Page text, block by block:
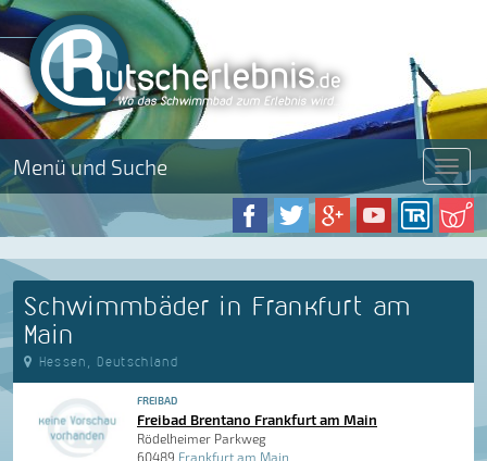
Menü und Suche Menü
Schwimmbäder in Frankfurt am
Main
Hessen, Deutschland
FREIBAD
Freibad Brentano Frankfurt am Main
Rödelheimer Parkweg
60489 Frankfurt am Main